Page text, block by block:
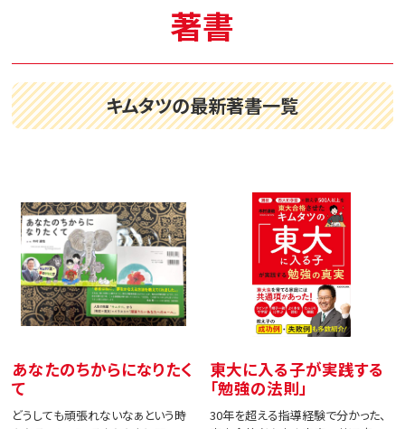
著書
キムタツの最新著書一覧
あなたのちからになりたく
て
どうしても頑張れないなぁという時
東大に入る子が実践する
「勉強の法則」
30年を超える指導経験で分かった、